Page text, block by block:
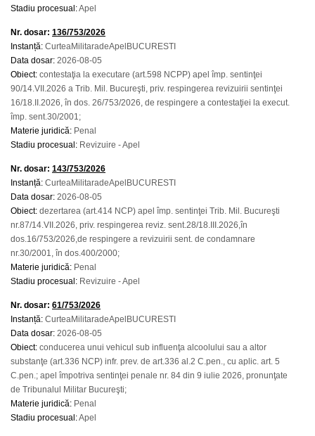
Stadiu procesual:Apel
Nr. dosar: 136/753/2026
Instanță: CurteaMilitaradeApelBUCURESTI
Data dosar: 2026-08-05
Obiect: contestaţia la executare (art.598 NCPP) apel împ. sentinţei
90/14.VII.2026 a Trib. Mil. Bucureşti, priv. respingerea revizuirii sentinţei
16/18.II.2026, în dos. 26/753/2026, de respingere a contestaţiei la execut.
împ. sent.30/2001;
Materie juridică: Penal
Stadiu procesual: Revizuire - Apel
Nr. dosar: 143/753/2026
Instanță: CurteaMilitaradeApelBUCURESTI
Data dosar: 2026-08-05
Obiect: dezertarea (art.414 NCP) apel împ. sentinţei Trib. Mil. Bucureşti
nr.87/14.VII.2026, priv. respingerea reviz. sent.28/18.III.2026,în
dos.16/753/2026,de respingere a revizuirii sent. de condamnare
nr.30/2001, în dos.400/2000;
Materie juridică: Penal
Stadiu procesual: Revizuire - Apel
Nr. dosar: 61/753/2026
Instanță: CurteaMilitaradeApelBUCURESTI
Data dosar: 2026-08-05
Obiect: conducerea unui vehicul sub influenţa alcoolului sau a altor
substanţe (art.336 NCP) infr. prev. de art.336 al.2 C.pen., cu aplic. art. 5
C.pen.; apel împotriva sentinţei penale nr. 84 din 9 iulie 2026, pronunţate
de Tribunalul Militar Bucureşti;
Materie juridică: Penal
Stadiu procesual:Apel